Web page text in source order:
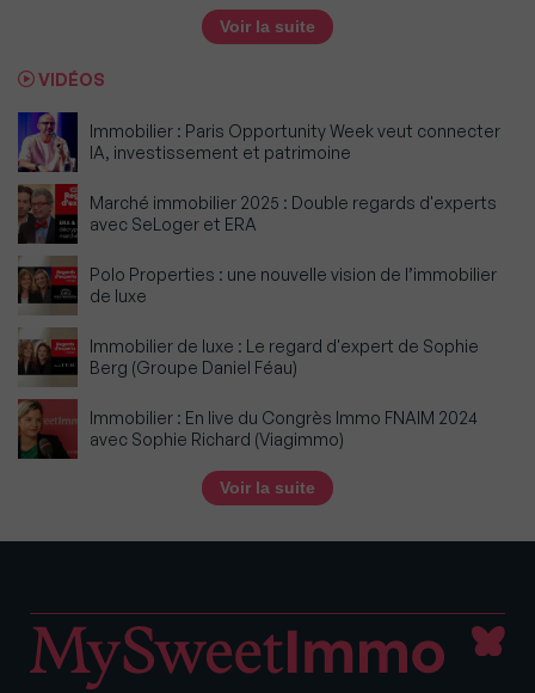
Voir la suite
VIDÉOS
Immobilier : Paris Opportunity Week veut connecter
IA, investissement et patrimoine
Marché immobilier 2025 : Double regards d'experts
avec SeLoger et ERA
Polo Properties : une nouvelle vision de l’immobilier
de luxe
Immobilier de luxe : Le regard d'expert de Sophie
Berg (Groupe Daniel Féau)
Immobilier : En live du Congrès Immo FNAIM 2024
avec Sophie Richard (Viagimmo)
Voir la suite